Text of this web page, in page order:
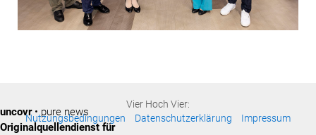
Vier Hoch Vier:
Nutzungsbedingungen
Datenschutzerklärung Impressum
uncovr• pure news
Originalquellendienst für